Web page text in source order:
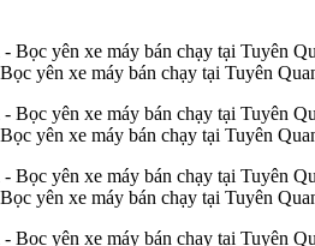
yên xe máy bán chạy tại Tuyên
yên xe máy bán chạy tại Tuyên
yên xe máy bán chạy tại Tuyên